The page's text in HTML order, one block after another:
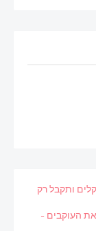
זכית ב־250 אלף שקלים ותקבל רק
העוקבים -